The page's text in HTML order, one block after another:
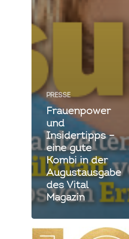
PRESSE
Frauenpower
und
Insidertipps –
eine gute
Kombi in der
Augustausgabe
des Vital
Magazin